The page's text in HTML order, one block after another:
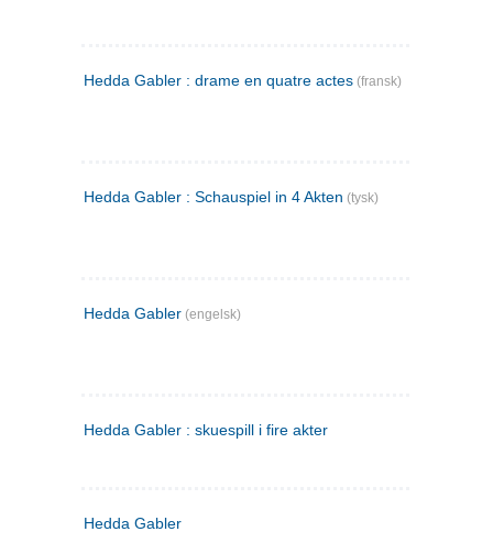
Hedda Gabler : drame en quatre actes (fransk)
Hedda Gabler : Schauspiel in 4 Akten (tysk)
Hedda Gabler (engelsk)
Hedda Gabler : skuespill i fire akter
Hedda Gabler